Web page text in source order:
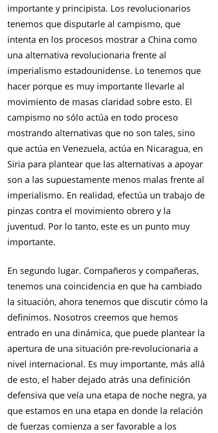
importante y principista. Los revolucionarios
tenemos que disputarle al campismo, que
intenta en los procesos mostrar a China como
una alternativa revolucionaria frente al
imperialismo estadounidense. Lo tenemos que
hacer porque es muy importante llevarle al
movimiento de masas claridad sobre esto. El
campismo no sólo actúa en todo proceso
mostrando alternativas que no son tales, sino
que actúa en Venezuela, actúa en Nicaragua, en
Siria para plantear que las alternativas a apoyar
son a las supuestamente menos malas frente al
imperialismo. En realidad, efectúa un trabajo de
pinzas contra el movimiento obrero y la
juventud. Por lo tanto, este es un punto muy
importante.
En segundo lugar. Compañeros y compañeras,
tenemos una coincidencia en que ha cambiado
la situación, ahora tenemos que discutir cómo la
definimos. Nosotros creemos que hemos
entrado en una dinámica, que puede plantear la
apertura de una situación pre-revolucionaria a
nivel internacional. Es muy importante, más allá
de esto, el haber dejado atrás una definición
defensiva que veía una etapa de noche negra, ya
que estamos en una etapa en donde la relación
de fuerzas comienza a ser favorable a los